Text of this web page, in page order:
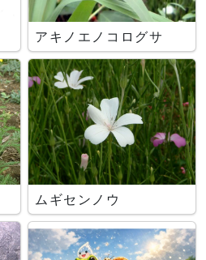
アキノエノコログサ
ムギセンノウ